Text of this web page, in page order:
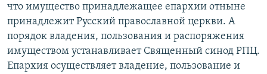
что имущество принадлежащее епархии отныне
принадлежит Русский православной церкви. А
порядок владения, пользования и распоряжения
имуществом устанавливает Священный синод РПЦ.
Епархия осуществляет владение, пользование и